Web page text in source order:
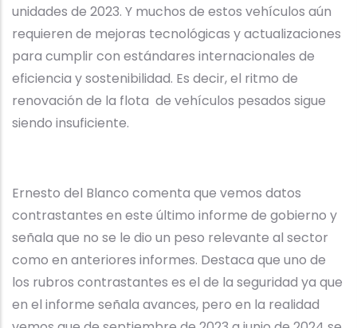
unidades de 2023. Y muchos de estos vehículos aún
requieren de mejoras tecnológicas y actualizaciones
para cumplir con estándares internacionales de
eficiencia y sostenibilidad. Es decir, el ritmo de
renovación de la flota de vehículos pesados sigue
siendo insuficiente.
Ernesto del Blanco comenta que vemos datos
contrastantes en este último informe de gobierno y
señala que no se le dio un peso relevante al sector
como en anteriores informes. Destaca que uno de
los rubros contrastantes es el de la seguridad ya que
en el informe señala avances, pero en la realidad